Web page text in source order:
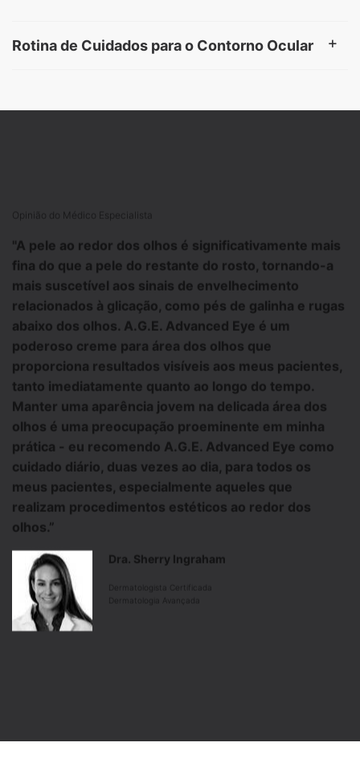
Rotina de Cuidados para o Contorno Ocular
Opinião do Médico Especialista
"A pele ao redor dos olhos é significativamente mais
fina do que a pele do restante do rosto, tornando-a
mais suscetível aos sinais de envelhecimento
relacionados à glicação, como pés de galinha e rugas
abaixo dos olhos. A.G.E. Advanced Eye é um
poderoso creme para área dos olhos que
proporciona resultados visíveis aos meus pacientes,
tanto imediatamente quanto ao longo do tempo.
Manter uma aparência jovem na delicada área dos
olhos é uma preocupação proeminente em minha
prática - eu recomendo A.G.E. Advanced Eye como
cuidado diário, duas vezes ao dia, para todos os
meus pacientes, especialmente aqueles que
realizam procedimentos estéticos ao redor dos
olhos.”
Dra. Sherry Ingraham
Dermatologista Certificada
Dermatologia Avançada